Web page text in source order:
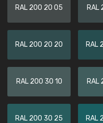
RAL 200 20 05 RAL
RAL 200 20 20 RAL
RAL 200 30 10 RAL
RAL 200 30 25 RAL